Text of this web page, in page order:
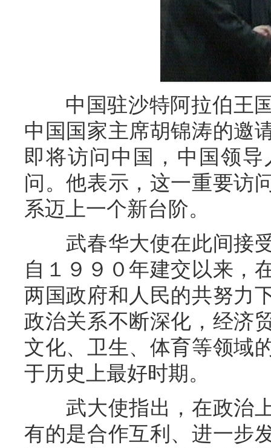
中国驻沙特阿拉伯王国
中国国家主席胡锦涛的邀
即将访问中国，中国领
问。他表示，这一重要访
系迈上一个新台阶。
武春华大使在此间接受
自１９９０年建交以来，
两国政府和人民的共努力
政治关系不断深化，经济
文化、卫生、体育等领域
于历史上最好时期。
武大使指出，在政治上
有的是合作互利、进一步